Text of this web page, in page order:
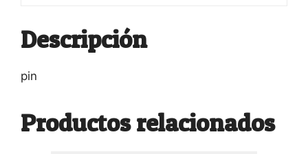
Descripción
pin
Productos relacionados